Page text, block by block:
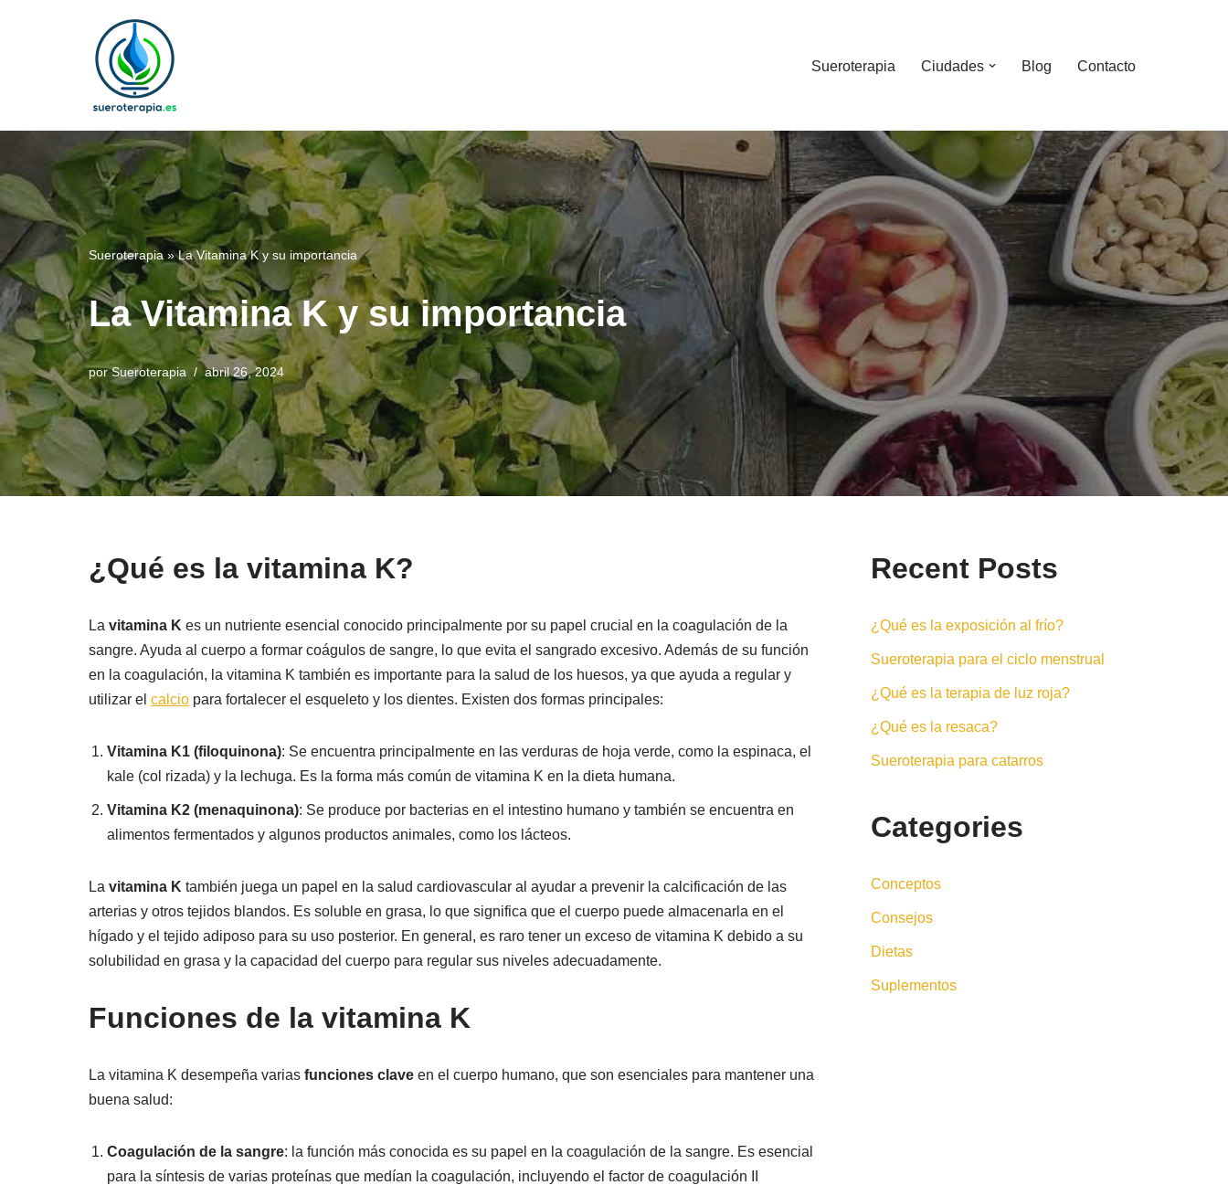
Sueroterapia Ciudades Blog Contacto
Sueroterapia »La Vitamina K y su importancia
La Vitamina K y su importancia
porSueroterapia abril 26, 2024
¿Qué es la vitamina K?
La vitamina K es un nutriente esencial conocido principalmente por su papel crucial en la coagulación de la
sangre. Ayuda al cuerpo a formar coágulos de sangre, lo que evita el sangrado excesivo. Además de su función
en la coagulación, la vitamina K también es importante para la salud de los huesos, ya que ayuda a regular y
utilizar el calcio para fortalecer el esqueleto y los dientes. Existen dos formas principales:
Vitamina K1 (filoquinona): Se encuentra principalmente en las verduras de hoja verde, como la espinaca, el
kale (col rizada) y la lechuga. Es la forma más común de vitamina K en la dieta humana.
Vitamina K2 (menaquinona): Se produce por bacterias en el intestino humano y también se encuentra en
alimentos fermentados y algunos productos animales, como los lácteos.
La vitamina K también juega un papel en la salud cardiovascular al ayudar a prevenir la calcificación de las
arterias y otros tejidos blandos. Es soluble en grasa, lo que significa que el cuerpo puede almacenarla en el
hígado y el tejido adiposo para su uso posterior. En general, es raro tener un exceso de vitamina K debido a su
solubilidad en grasa y la capacidad del cuerpo para regular sus niveles adecuadamente.
Funciones de la vitamina K
La vitamina K desempeña varias funciones clave en el cuerpo humano, que son esenciales para mantener una
buena salud:
Coagulación de la sangre: la función más conocida es su papel en la coagulación de la sangre. Es esencial
para la síntesis de varias proteínas que medían la coagulación, incluyendo el factor de coagulación II
Recent Posts
¿Qué es la exposición al frío?
Sueroterapia para el ciclo menstrual
¿Qué es la terapia de luz roja?
¿Qué es la resaca?
Sueroterapia para catarros
Categories
Conceptos
Consejos
Dietas
Suplementos